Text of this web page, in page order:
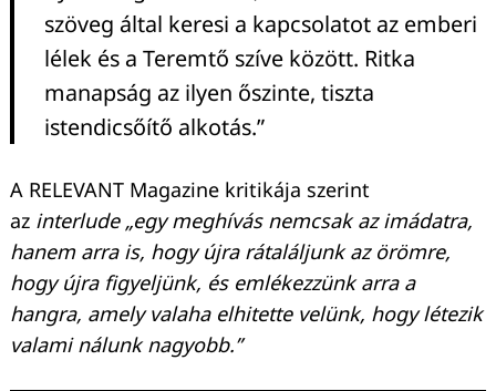
szöveg által keresi a kapcsolatot az emberi
lélek és a Teremtő szíve között. Ritka
manapság az ilyen őszinte, tiszta
istendicsőítő alkotás.”
A RELEVANT Magazine kritikája szerint
az interlude „egy meghívás nemcsak az imádatra,
hanem arra is, hogy újra rátaláljunk az örömre,
hogy újra figyeljünk, és emlékezzünk arra a
hangra, amely valaha elhitette velünk, hogy létezik
valami nálunk nagyobb.”